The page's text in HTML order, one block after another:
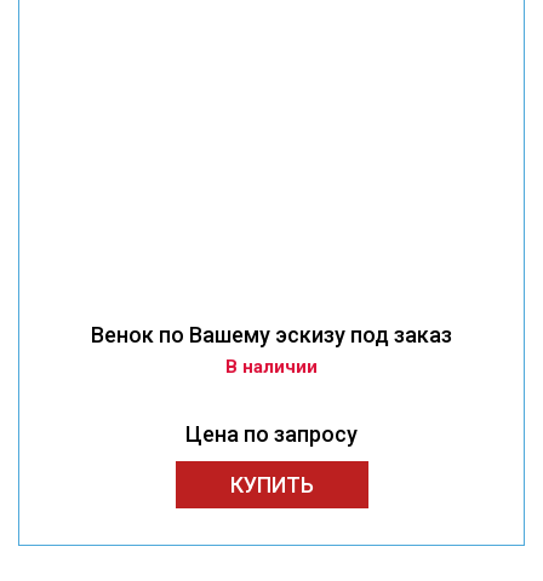
Венок по Вашему эскизу под заказ
В наличии
Цена по запросу
КУПИТЬ